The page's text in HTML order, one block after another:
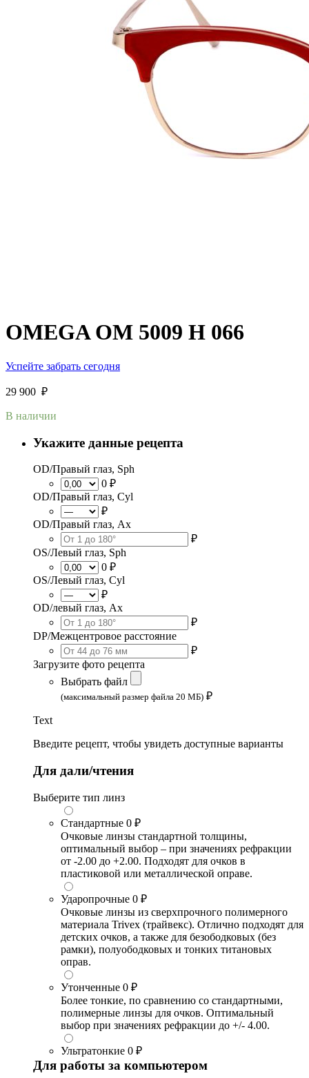
OMEGA OM 5009 H 066
Успейте забрать сегодня
29 900 ₽
В наличии
Укажите данные рецепта
OD/Правый глаз, Sph
0 ₽
OD/Правый глаз, Cyl
₽
OD/Правый глаз, Ax
₽
OS/Левый глаз, Sph
0 ₽
OS/Левый глаз, Cyl
₽
OD/левый глаз, Ax
₽
DP/Межцентровое расстояние
₽
Загрузите фото рецепта
Выбрать файл
(максимальный размер файла 20 МБ) ₽
Text
Введите рецепт, чтобы увидеть доступные варианты
Для дали/чтения
Выберите тип линз
Стандартные 0 ₽
Очковые линзы стандартной толщины,
оптимальный выбор – при значениях рефракции
от -2.00 до +2.00. Подходят для очков в
пластиковой или металлической оправе.
Ударопрочные 0 ₽
Очковые линзы из сверхпрочного полимерного
материала Trivex (трайвекс). Отлично подходят для
детских очков, а также для безободковых (без
рамки), полуободковых и тонких титановых
оправ.
Утонченные 0 ₽
Более тонкие, по сравнению со стандартными,
полимерные линзы для очков. Оптимальный
выбор при значениях рефракции до +/- 4.00.
Ультратонкие 0 ₽
Для работы за компьютером